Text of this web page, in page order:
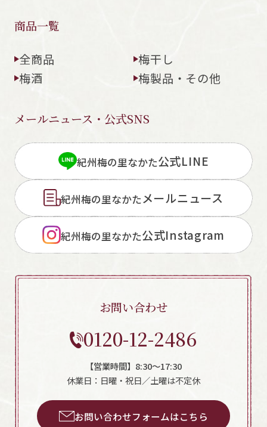
商品一覧
全商品
梅干し
梅酒
梅製品・その他
メールニュース・公式SNS
紀州梅の里なかた公式LINE
紀州梅の里なかたメールニュース
紀州梅の里なかた公式Instagram
お問い合わせ
0120-12-2486
【営業時間】8:30～17:30
休業日：日曜・祝日／土曜は不定休
お問い合わせフォームはこちら